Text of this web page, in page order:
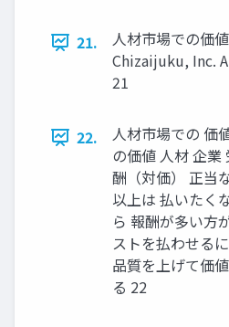
21.
人材市場での価
Chizaijuku, Inc.
21
22.
人材市場での 価
の価値 人材 企業
酬（対価） 正当
以上は 払いたく
ら 報酬が多い方
ストを払わせる
品質を上げて価
る 22